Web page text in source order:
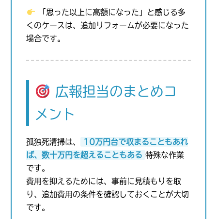
「思った以上に高額になった」と感じる多
くのケースは、追加リフォームが必要になった
場合です。
広報担当のまとめコ
メント
孤独死清掃は、
10万円台で収まることもあれ
ば、数十万円を超えることもある 特殊な作業
です。
費用を抑えるためには、事前に見積もりを取
り、追加費用の条件を確認しておくことが大切
です。